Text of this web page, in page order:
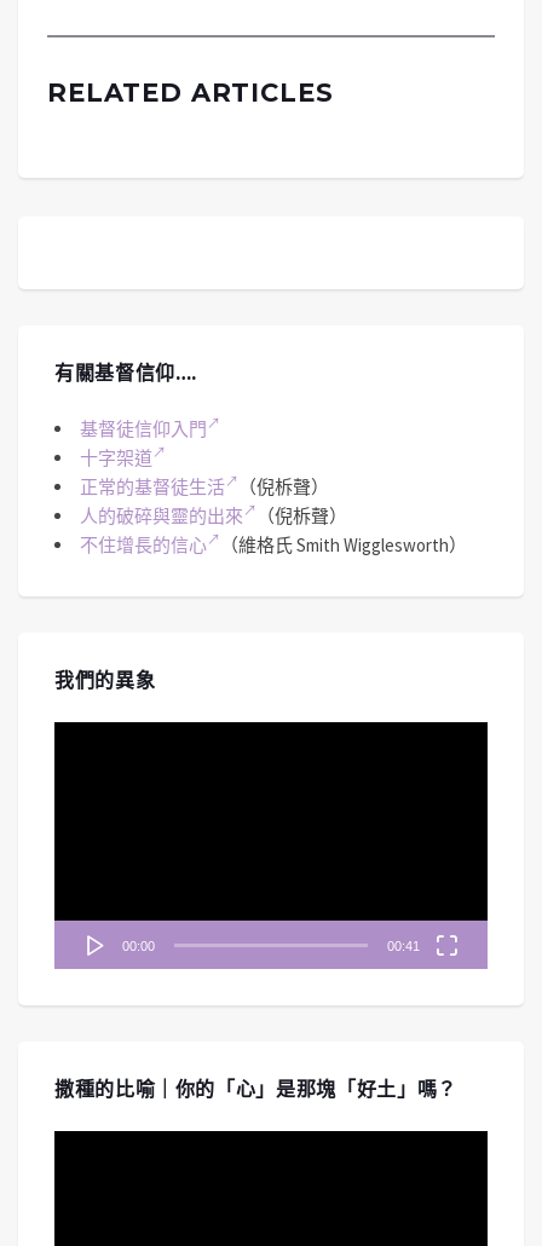
RELATED ARTICLES
有關基督信仰….
基督徒信仰入門
十字架道
正常的基督徒生活
（倪柝聲）
人的破碎與靈的出來
（倪柝聲）
不住增長的信心
（維格氏 Smith Wigglesworth）
我們的異象
00:00 00:41
撒種的比喻｜你的「心」是那塊「好土」嗎？